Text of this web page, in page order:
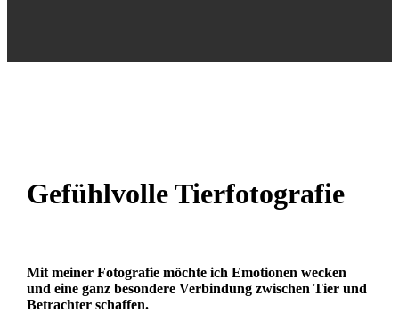
Gefühlvolle Tierfotografie
Mit meiner Fotografie möchte ich Emotionen wecken
und eine ganz besondere Verbindung zwischen Tier und
Betrachter schaffen.